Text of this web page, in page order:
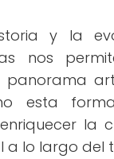
y la
nos
esta
la
a lo largo del